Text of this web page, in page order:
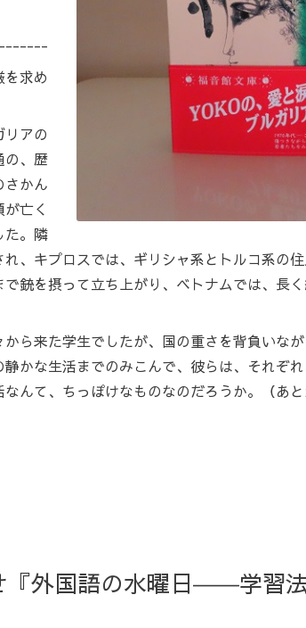
を求め
アの
の、歴
さかん
亡く
た。隣
、キプロスでは、ギリシャ系とトルコ系の
銃を摂って立ち上がり、ベトナムでは、長
ら来た学生でしたが、国の重さを背負いな
かな生活までのみこんで、彼らは、それぞ
んて、ちっぽけなものなのだろうか。（あ
『外国語の水曜日――学習